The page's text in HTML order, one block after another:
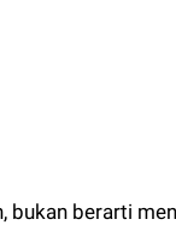
bukan berarti